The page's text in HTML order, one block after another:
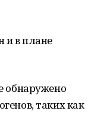
и в плане
обнаружено
таких как